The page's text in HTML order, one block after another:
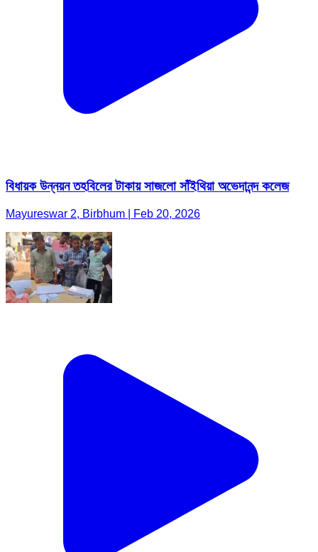
বিধায়ক উন্নয়ন তহবিলের টাকায় সাজলো সাঁইথিয়া অভেদানন্দ কলেজ
Mayureswar 2, Birbhum | Feb 20, 2026